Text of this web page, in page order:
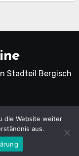
Stadteil Bergisch
vorbehalten.
|
.
die Website weiter
aus.